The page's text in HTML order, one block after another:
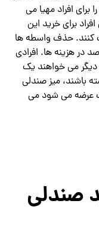
افراد مهیا می
برای خرید این
کنند. حذف واسطه ها
هزینه ها. افرادی
دیگر می خواهند یک
باشند، میز صندلی
عرضه می شود می
صندلی